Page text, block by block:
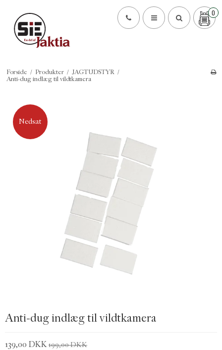
0
Forside / Produkter / JAGTUDSTYR /
Anti-dug indlæg til vildtkamera
Nedsat
Anti-dug indlæg til vildtkamera
139,00 DKK199,00 DKK